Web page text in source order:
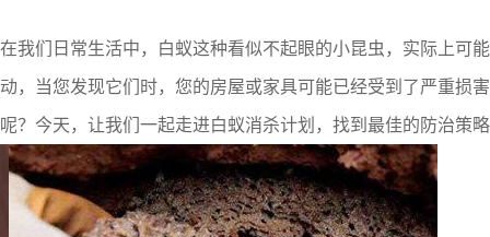
在我们日常生活中，白蚁这种看似不起眼的小昆虫，实际上可
动，当您发现它们时，您的房屋或家具可能已经受到了严重损
呢？今天，让我们一起走进白蚁消杀计划，找到最佳的防治策